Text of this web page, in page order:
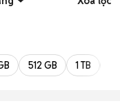
512 GB 1 TB